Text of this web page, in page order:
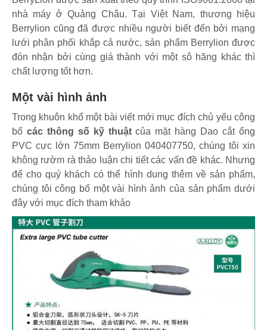
nhà máy ở Quảng Châu. Tại Việt Nam, thương hiệu
Berrylion cũng đã được nhiều người biết đến bởi mạng
lưới phân phối khắp cả nước, sản phẩm Berrylion được
đón nhận bởi cùng giá thành với một sô hãng khác thì
chất lượng tốt hơn.
Một vài hình ảnh
Trong khuôn khổ một bài viết mới mục đích chủ yếu công
bố các thông số kỹ thuậtcủa mặt hàng Dao cắt ống
PVC cực lớn 75mm Berrylion 040407750, chúng tôi xin
không rườm rà thảo luận chi tiết các vấn đề khác. Nhưng
để cho quý khách có thể hình dung thêm về sản phẩm,
chúng tôi công bố một vài hình ảnh của sản phẩm dưới
đây với mục đích tham khảo